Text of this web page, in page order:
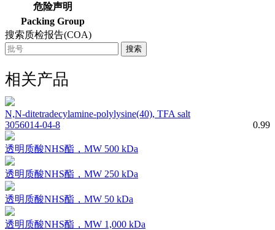
危险声明
Packing Group
搜索质检报告(COA)
搜索
相关产品
N,N-ditetradecylamine-polylysine(40), TFA salt
0.99
3056014-04-8
透明质酸NHS酯，MW 500 kDa
透明质酸NHS酯，MW 250 kDa
透明质酸NHS酯，MW 50 kDa
透明质酸NHS酯，MW 1,000 kDa